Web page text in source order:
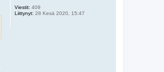
Viestit: 409
Liittynyt: 28 Kesä 2020, 15:47